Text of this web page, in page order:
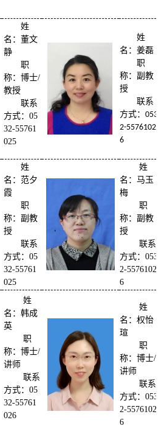
姓
名：董文
静
职
称：博士/
教授
联系
方式：05
32-55761
025
姓
名：姜磊
职
称：副教
授
联系
方式： 053
2-5576102
6
姓
名：范夕
霞
职
称：副教
授
联系
方式：05
32-55761
025
姓
名：马玉
梅
职
称：副教
授
联系
方式：053
2-5576102
6
姓
名：韩成
英
职
称：博士/
讲师
联系
方式：05
32-55761
026
姓
名：权怡
瑄
职
称：博士/
讲师
联系
方式：053
2-5576102
6